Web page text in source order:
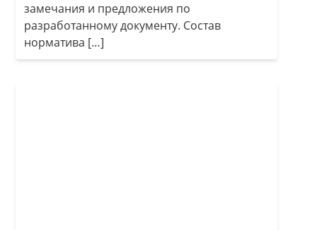
замечания и предложения по
разработанному документу. Состав
норматива […]